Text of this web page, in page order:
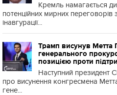
Кремль намагається
потенційних мирних
інавгурації...
Трамп висунув Метта
генерального
позицією проти
Наступний
про висунення конгресмена
гене...